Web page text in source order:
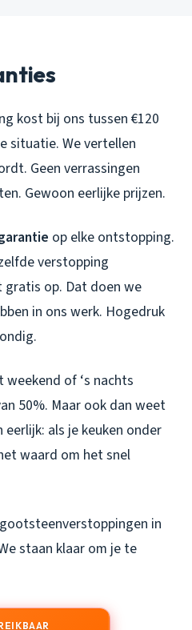
kost bij ons tussen €120
situatie. We vertellen
Geen verrassingen
Gewoon eerlijke prijzen.
op elke ontstopping.
verstopping
op. Dat doen we
in ons werk. Hogedruk
of ‘s nachts
50%. Maar ook dan weet
als je keuken onder
waard om het snel
in
staan klaar om je te